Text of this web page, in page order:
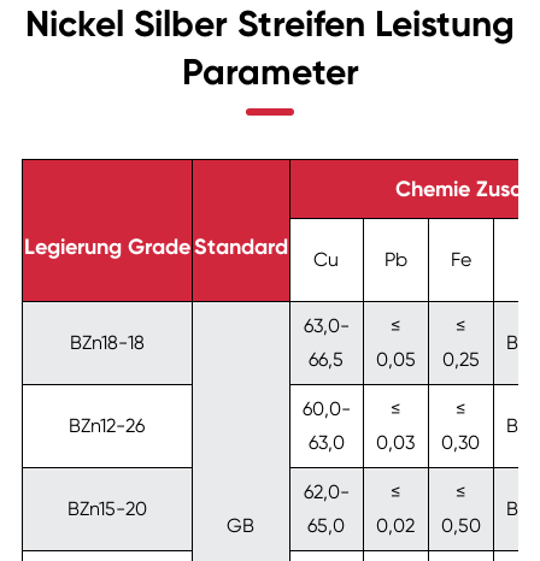
Nickel Silber Streifen Leistung
Parameter
Legierung GradeStandard
Chemie
Cu Pb Fe
BZn18-18
GB
63,0-
66,5
≤
0,05
≤
0,25
BZn12-26
60,0-
63,0
≤
0,03
≤
0,30
BZn15-20
62,0-
65,0
≤
0,02
≤
0,50